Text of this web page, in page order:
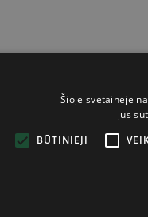
Šioje svetainėje
jūs
BŪTINIEJI